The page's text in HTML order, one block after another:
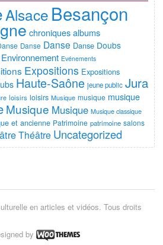
Alsace Besançon
chroniques albums
Danse Danse Danse Doubs
Environnement Evénements
Expositions Expositions
Haute-Saône jeune public Jura
loisirs loisirs Musique musique musique
Musique Musique Musique classique
et ancienne Patrimoine patrimoine salons
Théâtre Uncategorized
en articles et vidéos. Tous droits
by